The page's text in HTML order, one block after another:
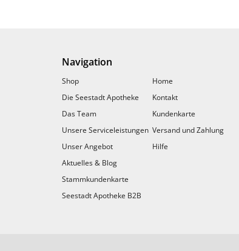
Seestadt Nem Biotic Kids Gummies
18,70
Navigation
Shop
Die Seestadt Apotheke
Das Team
Unsere Serviceleistungen
Unser Angebot
Aktuelles & Blog
Stammkundenkarte
Seestadt Apotheke B2B
Home
Kontakt
Kundenkarte
Versand und Zahlung
Hilfe